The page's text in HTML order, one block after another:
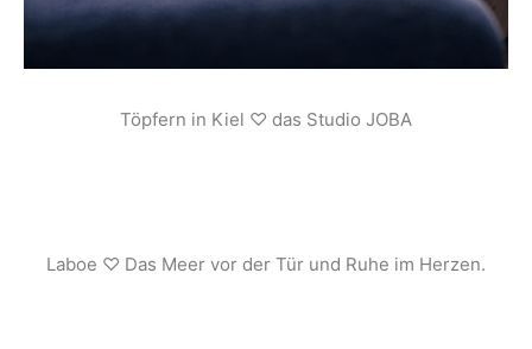
Töpfern in Kiel ♡ das Studio JOBA
Laboe ♡ Das Meer vor der Tür und Ruhe im Herzen.